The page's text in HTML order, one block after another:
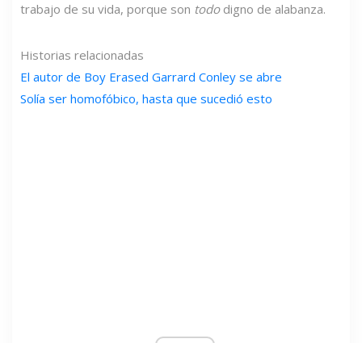
trabajo de su vida, porque son tododigno de alabanza.
Historias relacionadas
El autor de Boy Erased Garrard Conley se abre
Solía ​​ser homofóbico, hasta que sucedió esto